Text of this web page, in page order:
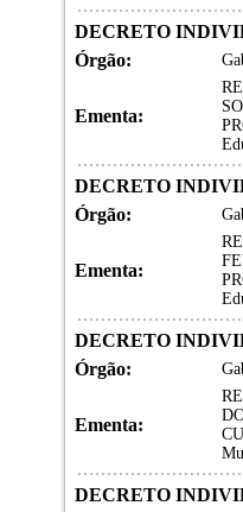
DECRETO
Órgão:
Ementa:
DECRETO
Órgão:
Ementa:
DECRETO
Órgão:
Ementa:
DECRETO